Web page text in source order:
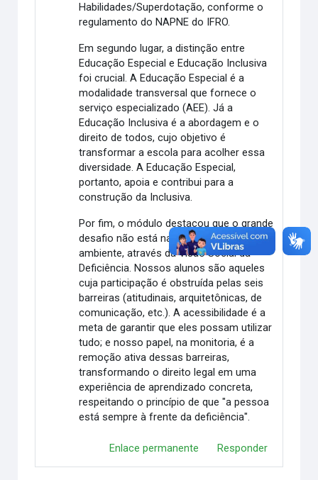
Habilidades/Superdotação, conforme o
regulamento do NAPNE do IFRO.
Em segundo lugar, a distinção entre
Educação Especial e Educação Inclusiva
foi crucial. A Educação Especial é a
modalidade transversal que fornece o
serviço especializado (AEE). Já a
Educação Inclusiva é a abordagem e o
direito de todos, cujo objetivo é
transformar a escola para acolher essa
diversidade. A Educação Especial,
portanto, apoia e contribui para a
construção da Inclusiva.
Por fim, o módulo destacou que o grande
desafio não está na pessoa, mas no
ambiente, através da Visão Social da
Deficiência. Nossos alunos são aqueles
cuja participação é obstruída pelas seis
barreiras (atitudinais, arquitetônicas, de
comunicação, etc.). A acessibilidade é a
meta de garantir que eles possam utilizar
tudo; e nosso papel, na monitoria, é a
remoção ativa dessas barreiras,
transformando o direito legal em uma
experiência de aprendizado concreta,
respeitando o princípio de que "a pessoa
está sempre à frente da deficiência".
Enlace permanente Responder